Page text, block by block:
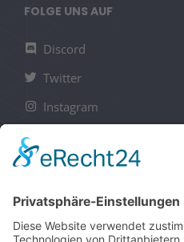
FOLGE UNS AUF
Discord
Twitter
Instagram
PRODUKTE
Cloud Server
Webspace